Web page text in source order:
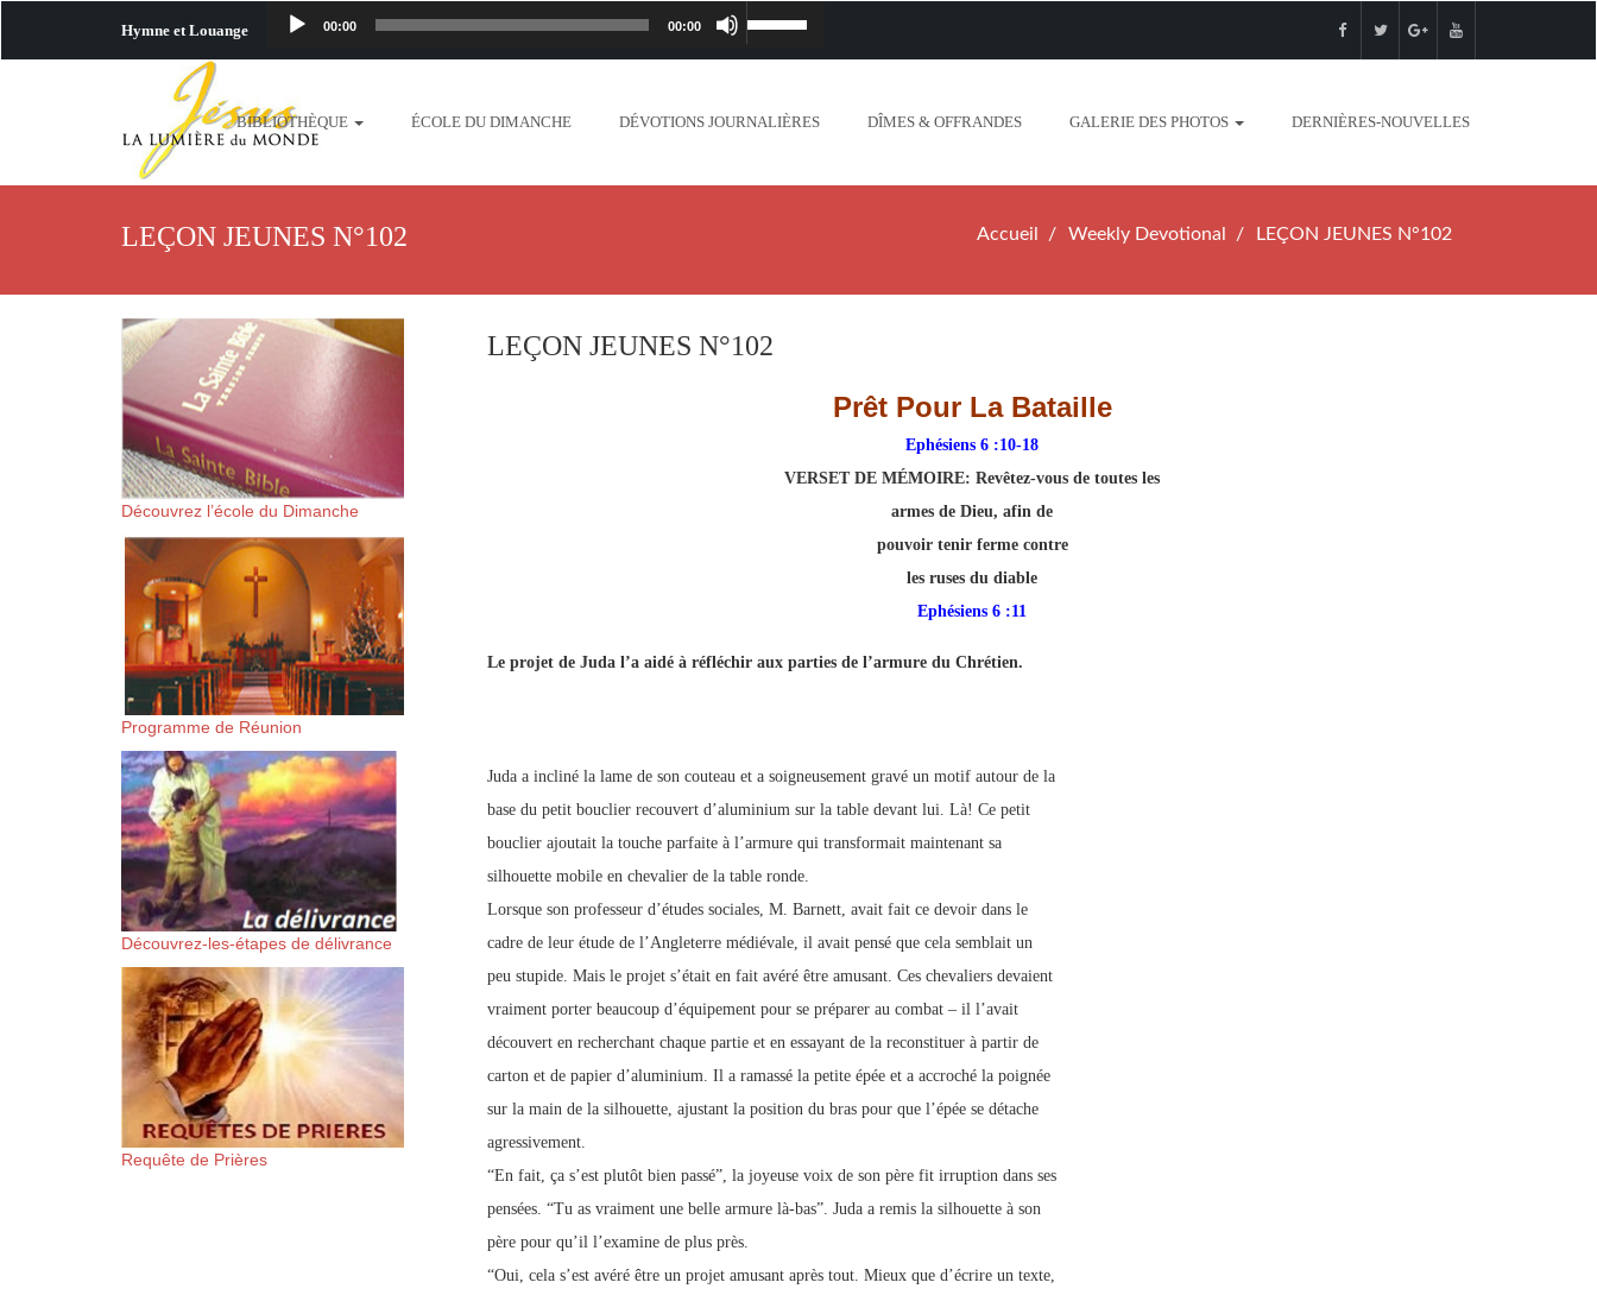
Hymne et Louange Lecteur
00:00 00:00 Utilisez
plus-pres-de-toi.mp3 http://www.lafoiapostolique.org/wp-
http://www.lafoiapostolique.org/wp-content/uploads/2018/06/Dieu-tout-puissant.mp3
http://www.lafoiapostolique.org/wp-content/uploads/2018/06/Cantique-tel-que-je-
suis-sans-rien-a-moi.mp3 http://www.lafoiapostolique.org/wp-
content/uploads/2018/06/Es-tu-lasse-rempli-de-tritesse.mp3
BIBLIOTHÈQUE ÉCOLE DU DIMANCHE DÉVOTIONS JOURNALIÈRES DÎMES & OFFRANDES GALERIE DES PHOTOS DERNIÈRES-NOUVELLES
LEÇON JEUNES N°102 Accueil Weekly Devotional LEÇON JEUNES N°102
Découvrez l’école du Dimanche
Programme de Réunion
Découvrez-les-étapes de délivrance
Requête de Prières
LEÇON JEUNES N°102
Prêt Pour La Bataille
Ephésiens 6 :10-18
VERSET DE MÉMOIRE: Revêtez-vous de toutes les
armes de Dieu, afin de
pouvoir tenir ferme contre
les ruses du diable
Ephésiens 6 :11
Le projet de Juda l’a aidé à réfléchir aux parties de l’armure du Chrétien.
Juda a incliné la lame de son couteau et a soigneusement gravé un motif autour de la
base du petit bouclier recouvert d’aluminium sur la table devant lui. Là! Ce petit
bouclier ajoutait la touche parfaite à l’armure qui transformait maintenant sa
silhouette mobile en chevalier de la table ronde.
Lorsque son professeur d’études sociales, M. Barnett, avait fait ce devoir dans le
cadre de leur étude de l’Angleterre médiévale, il avait pensé que cela semblait un
peu stupide. Mais le projet s’était en fait avéré être amusant. Ces chevaliers devaient
vraiment porter beaucoup d’équipement pour se préparer au combat – il l’avait
découvert en recherchant chaque partie et en essayant de la reconstituer à partir de
carton et de papier d’aluminium. Il a ramassé la petite épée et a accroché la poignée
sur la main de la silhouette, ajustant la position du bras pour que l’épée se détache
agressivement.
“En fait, ça s’est plutôt bien passé”, la joyeuse voix de son père fit irruption dans ses
pensées. “Tu as vraiment une belle armure là-bas”. Juda a remis la silhouette à son
père pour qu’il l’examine de plus près.
“Oui, cela s’est avéré être un projet amusant après tout. Mieux que d’écrire un texte,